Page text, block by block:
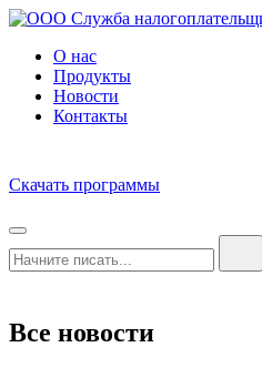
О нас
Продукты
Новости
Контакты
Скачать программы
Все новости